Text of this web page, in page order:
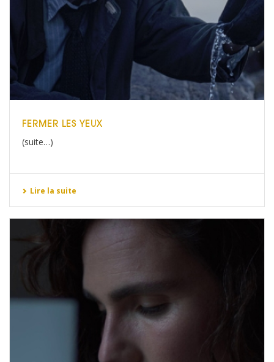
FERMER LES YEUX
(suite…)
Lire la suite